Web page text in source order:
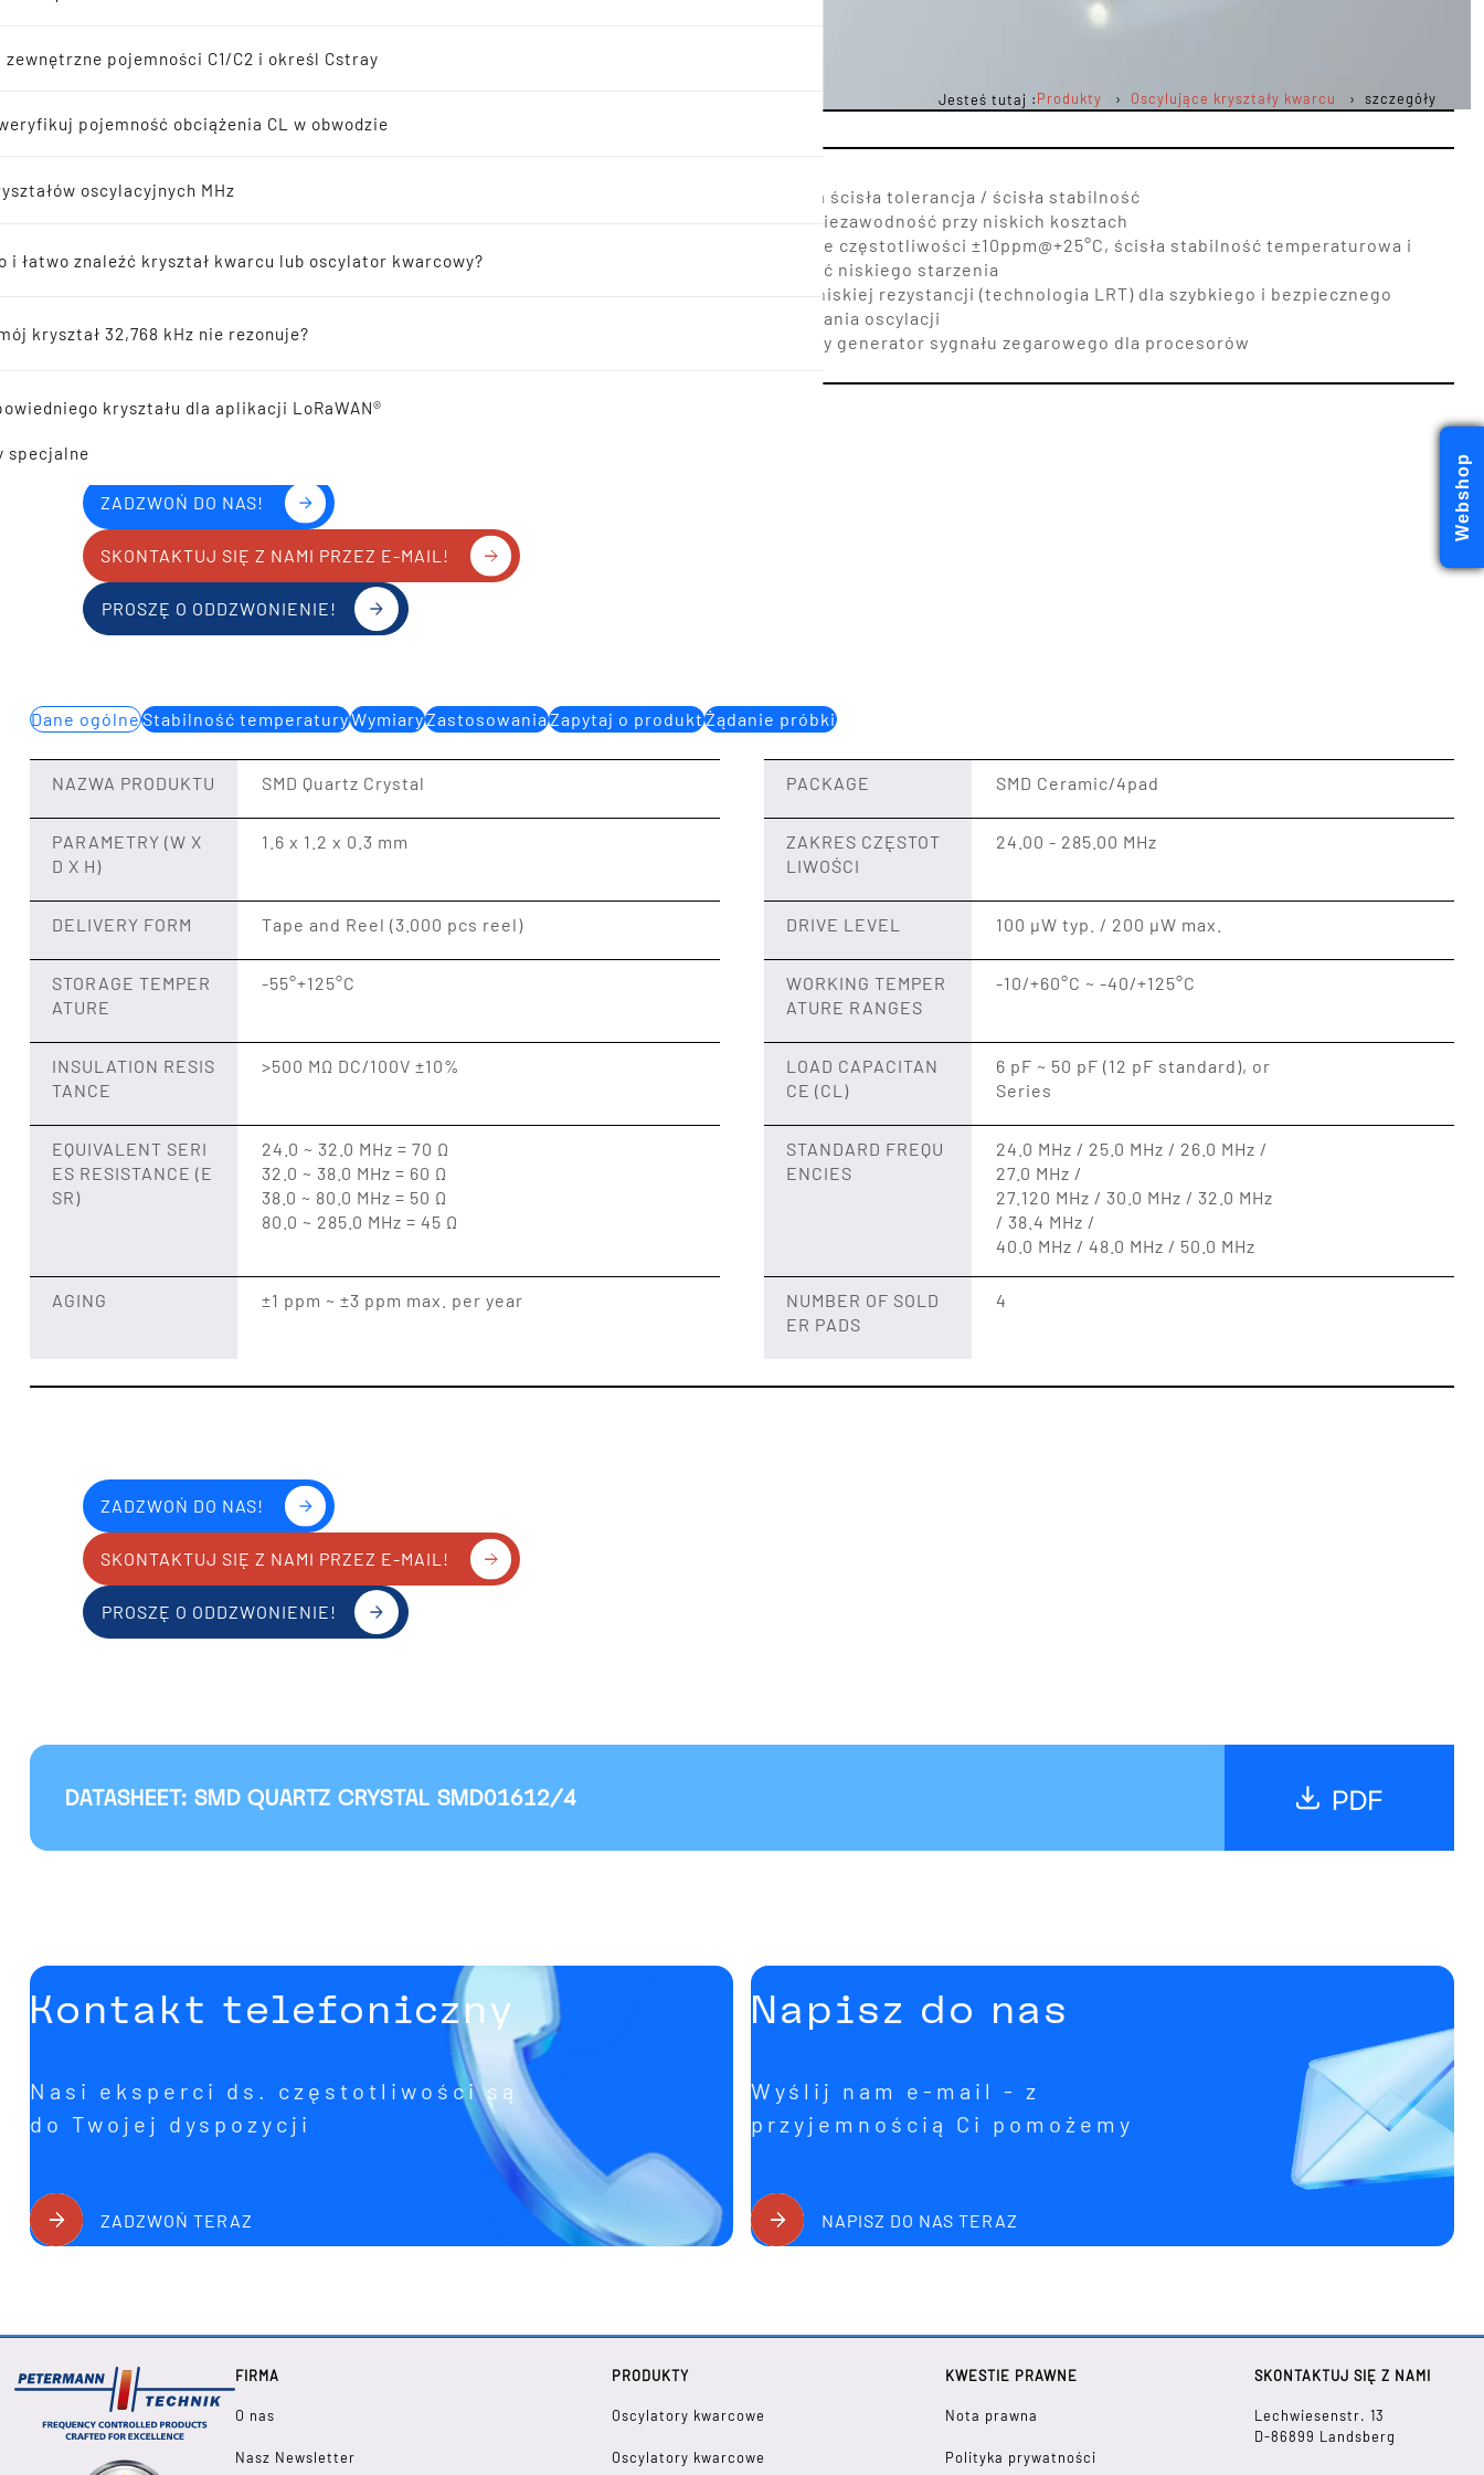
32,768 kHz
specjalne
zewnętrzne pojemności C1/C2 i określ Cstray
pojemność obciążenia CL w obwodzie
oscylacyjnych MHz
i łatwo znaleźć kryształ kwarcu lub oscylator kwarcowy?
kryształ 32,768 kHz nie rezonuje?
kryształu dla aplikacji LoRaWAN®
Jesteś tutaj :Produkty Oscylujące kryształy kwarcu szczegóły
SMD QUARTZ CRYSTAL 1.6 x 1.2 mm
24.0 - 285.0 MHz
Dostępna ścisła tolerancja / ścisła stabilność
Wysoka niezawodność przy niskich kosztach
Tolerancje częstotliwości ±10ppm@+25°C, ścisła stabilność temperaturowa i
możliwość niskiego starzenia
Kwarc o niskiej rezystancji (technologia LRT) dla szybkiego i bezpiecznego
uruchamiania oscylacji
Doskonały generator sygnału zegarowego dla procesorów
ZADZWOŃ DO NAS!
SKONTAKTUJ SIĘ Z NAMI PRZEZ E-MAIL!
PROSZĘ O ODDZWONIENIE!
Dane ogólneStabilność temperaturyWymiaryZastosowaniaZapytaj o produktŻądanie próbki
NAZWA PRODUKTU SMD Quartz Crystal PACKAGE SMD Ceramic/4pad
PARAMETRY (W X
D X H)
1.6 x 1.2 x 0.3 mm
ZAKRES CZĘSTOT
LIWOŚCI
24.00 - 285.00 MHz
DELIVERY FORM Tape and Reel (3.000 pcs reel) DRIVE LEVEL 100 μW typ. / 200 μW max.
STORAGE TEMPER
ATURE
-55°+125°C
WORKING TEMPER
ATURE RANGES
-10/+60°C ~ -40/+125°C
INSULATION RESIS
TANCE
>500 MΩ DC/100V ±10%
LOAD CAPACITAN
CE (CL)
6 pF ~ 50 pF (12 pF standard), or
Series
EQUIVALENT SERI
ES RESISTANCE (E
SR)
24.0 ~ 32.0 MHz = 70 Ω
32.0 ~ 38.0 MHz = 60 Ω
38.0 ~ 80.0 MHz = 50 Ω
80.0 ~ 285.0 MHz = 45 Ω
STANDARD FREQU
ENCIES
24.0 MHz / 25.0 MHz / 26.0 MHz /
27.0 MHz /
27.120 MHz / 30.0 MHz / 32.0 MHz
/ 38.4 MHz /
40.0 MHz / 48.0 MHz / 50.0 MHz
AGING ±1 ppm ~ ±3 ppm max. per year
NUMBER OF SOLD
ER PADS
4
ZADZWOŃ DO NAS!
SKONTAKTUJ SIĘ Z NAMI PRZEZ E-MAIL!
PROSZĘ O ODDZWONIENIE!
DATASHEET: SMD QUARTZ CRYSTAL SMD01612/4
Kontakt telefoniczny
Nasi eksperci ds. częstotliwości są
do Twojej dyspozycji
ZADZWOŃ TERAZ
Napisz do nas
Wyślij nam e-mail - z
przyjemnością Ci pomożemy
NAPISZ DO NAS TERAZ
FIRMA
O nas
Nasz Newsletter
PRODUKTY
Oscylatory kwarcowe
Oscylatory kwarcowe
KWESTIE PRAWNE
Nota prawna
Polityka prywatności
SKONTAKTUJ SIĘ Z NAMI
Lechwiesenstr. 13
D-86899 Landsberg
Webshop